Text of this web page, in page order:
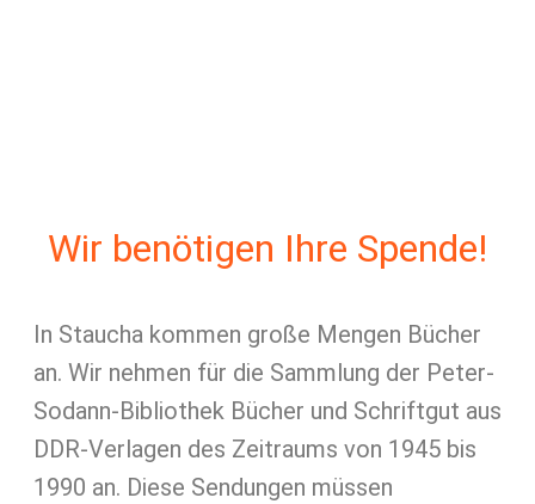
Wir benötigen Ihre Spende!
In Staucha kommen große Mengen Bücher
an. Wir nehmen für die Sammlung der Peter-
Sodann-Bibliothek Bücher und Schriftgut aus
DDR-Verlagen des Zeitraums von 1945 bis
1990 an. Diese Sendungen müssen